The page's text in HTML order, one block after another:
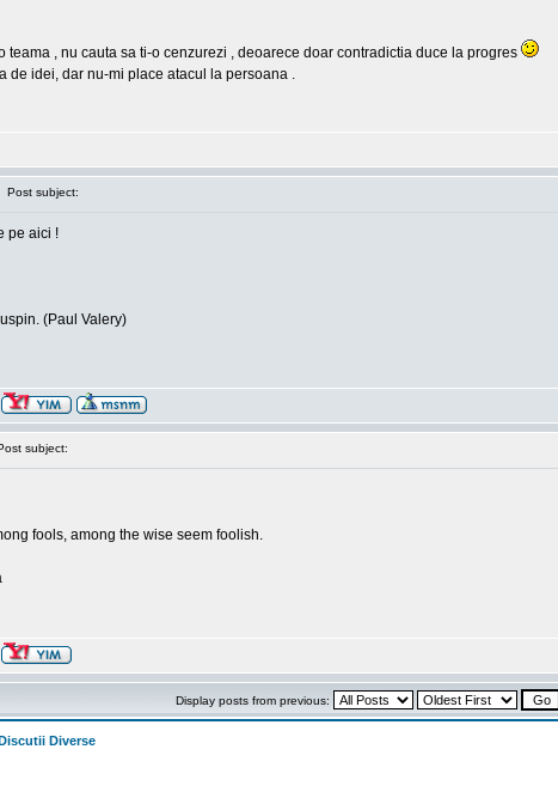
teama , nu cauta sa ti-o cenzurezi , deoarece doar contradictia duce la progres
de idei, dar nu-mi place atacul la persoana .
Post subject:
pe aici !
(Paul Valery)
subject:
fools, among the wise seem foolish.
Display posts from previous:
Diverse